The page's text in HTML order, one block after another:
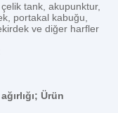
çelik tank, akupunktur,
portakal kabuğu,
ve diğer harfler
Ürün